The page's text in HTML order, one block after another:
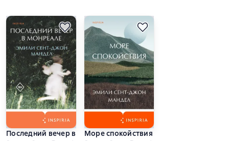
Последний вечер в МонреалеМоре спокойствия